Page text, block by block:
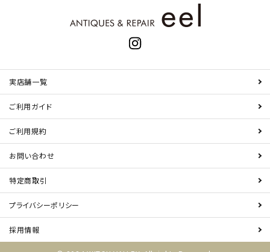
実店舗一覧
ご利用ガイド
ご利用規約
お問い合わせ
特定商取引
プライバシーポリシー
採用情報